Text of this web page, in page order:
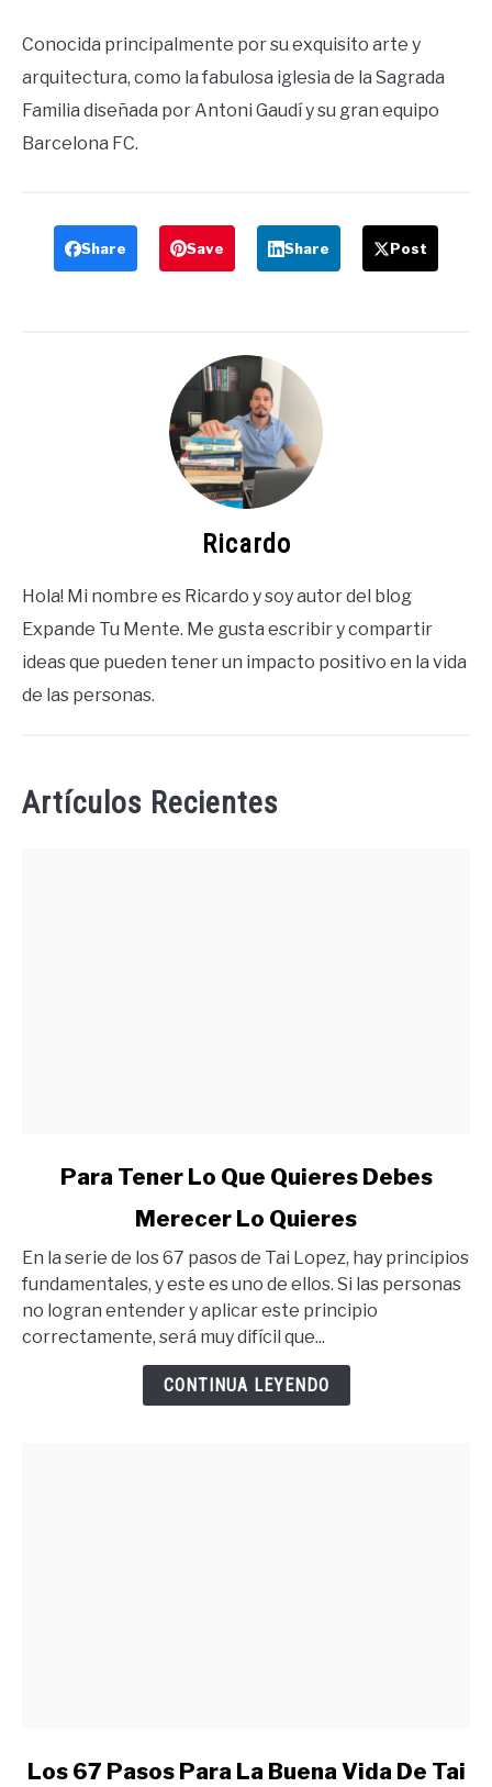
Conocida principalmente por su exquisito arte y
arquitectura, como la fabulosa iglesia de la Sagrada
Familia diseñada por Antoni Gaudí y su gran equipo
Barcelona FC.
Share Save Share Post
Ricardo
Hola! Mi nombre es Ricardo y soy autor del blog
Expande Tu Mente. Me gusta escribir y compartir
ideas que pueden tener un impacto positivo en la vida
de las personas.
Artículos Recientes
Tener
Lo
Que
Quieres
Para Tener Lo Que Quieres Debes
Merecer Lo Quieres
En la serie de los 67 pasos de Tai Lopez, hay principios
fundamentales, y este es uno de ellos. Si las personas
no logran entender y aplicar este principio
correctamente, será muy difícil que...
CONTINUA LEYENDO
link
Los 67 Pasos Para La Buena Vida De Tai